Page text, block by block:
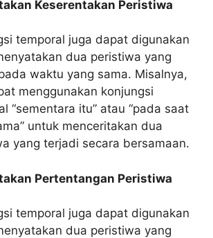
Keserentakan Peristiwa
temporal juga dapat digunakan
dua peristiwa yang
waktu yang sama. Misalnya,
menggunakan konjungsi
“sementara itu” atau “pada saat
untuk menceritakan dua
yang terjadi secara bersamaan.
Pertentangan Peristiwa
temporal juga dapat digunakan
dua peristiwa yang